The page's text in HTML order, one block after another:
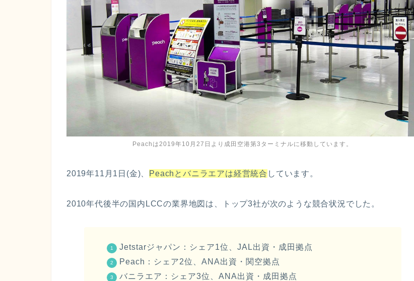
Peachは2019年10月27日より成田空港第3ターミナルに移動しています。
2019年11月1日(金)、 Peachとバニラエアは経営統合 しています。
2010年代後半の国内LCCの業界地図は、トップ3社が次のような競合状況でした。
Jetstarジャパン ：シェア1位、JAL出資・成田拠点
Peach ：シェア2位、ANA出資・関空拠点
バニラエア ：シェア3位、ANA出資・成田拠点